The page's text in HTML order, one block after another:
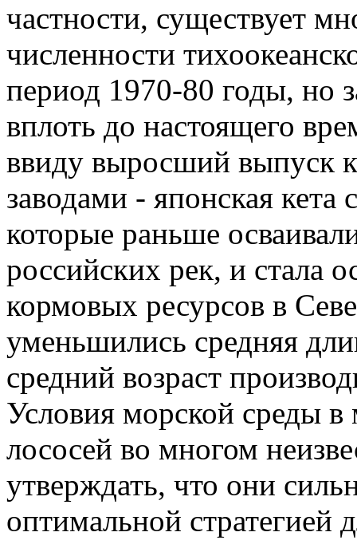
частности, существует
численности
период 1970-80 годы, но
вплоть до настоящего
ввиду выросший выпуск
заводами - японская кета
которые раньше
российских рек, и стала
кормовых ресурсов в
уменьшились средняя
средний возраст
Условия морской среды в
лососей во многом
утверждать, что они
оптимальной стратегией